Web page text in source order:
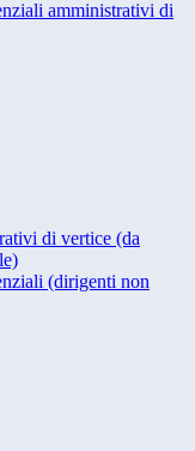
amministrativi di
di vertice (da
(dirigenti non